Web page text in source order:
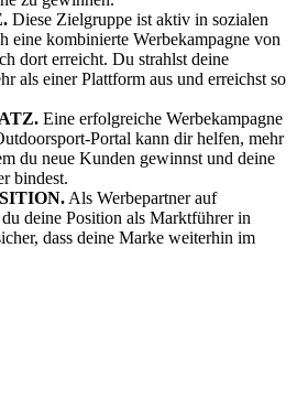
Diese Zielgruppe ist aktiv in sozialen
eine kombinierte Werbekampagne von
dort erreicht. Du strahlst deine
als einer Plattform aus und erreichst so
Eine erfolgreiche Werbekampagne
Portal kann dir helfen, mehr
du neue Kunden gewinnst und deine
bindest.
Als Werbepartner auf
deine Position als Marktführer in
dass deine Marke weiterhin im